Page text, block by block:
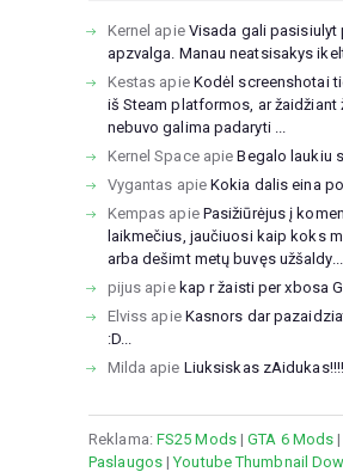
Kernel apie Visada gali pasisiulyt
apzvalga. Manau neatsisakys
Kestas apie Kodėl screenshotai
iš Steam platformos, ar žaidžiant
nebuvo galima padaryti ...
Kernel SpaceapieBegalo laukiu
Vygantas apieKokia dalis eina po
Kempas apie Pasižiūrėjus į
laikmečius, jaučiuosi kaip koks
arba dešimt metų buvęs užšaldy...
pijus apie kap r žaisti per xbosa
Elviss apie Kasnors dar
:D...
Milda apie Liuksiskas
Reklama: FS25 Mods|GTA 6 Mods
Paslaugos|Youtube Thumbnail